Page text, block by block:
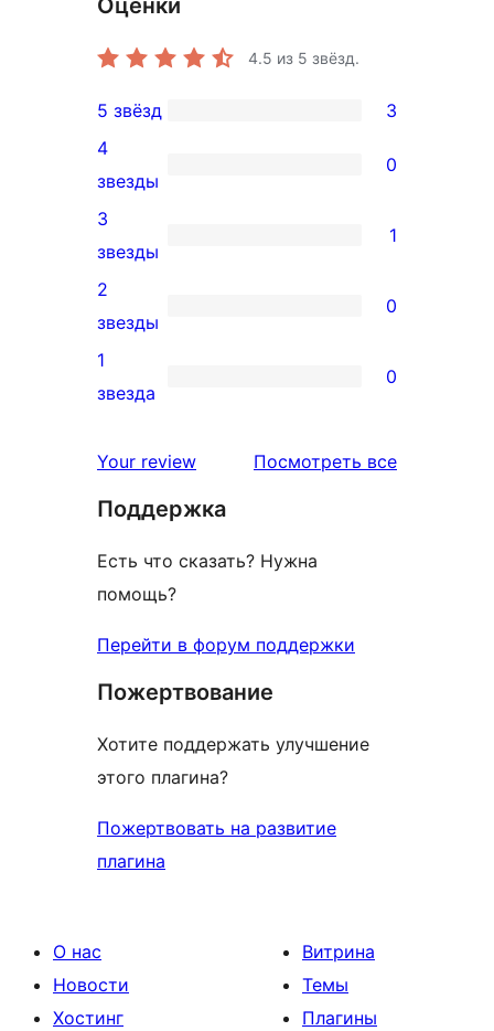
Оценки
4.5 из 5 звёзд.
3
5-
звездный
отзыв
5 звёзд 3
0
4-
звездный
отзыв
4
звезды
0
1
3-
звездный
отзыв
3
звезды
1
0
2-
звездный
2
звезды
0
0
звездный
1
звезда
0
Your review Посмотреть всеотзывы
Поддержка
Есть что сказать? Нужна
помощь?
Перейти в форум поддержки
Пожертвование
Хотите поддержать улучшение
этого плагина?
Пожертвовать на развитие
плагина
О нас
Новости
Хостинг
Витрина
Темы
Плагины